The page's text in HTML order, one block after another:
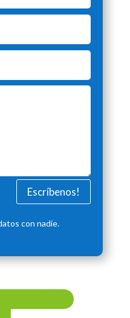
Escríbenos!
con nadie.